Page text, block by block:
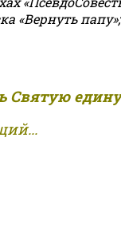
«Вернуть
Святую